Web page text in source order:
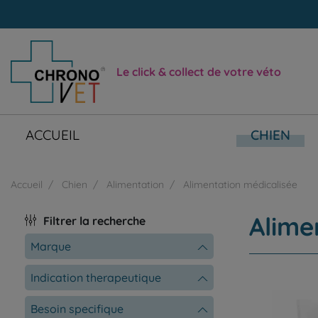
Le click & collect de votre véto
ACCUEIL CHIEN
Accueil Chien Alimentation Alimentation médicalisée
Filtrer la recherche
marque
indication therapeutique
besoin specifique